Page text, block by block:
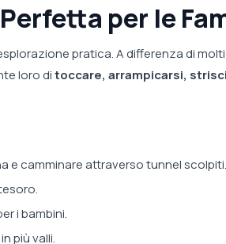
per le
pratica. A differenza di
loro ditoccare, arrampicarsi,
e camminare attraverso tunnel scolpiti.
i bambini.
più valli.